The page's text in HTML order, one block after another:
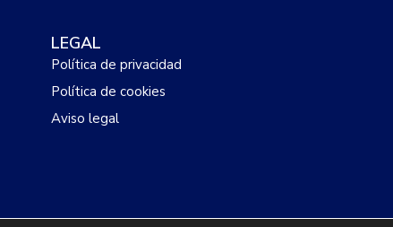
LEGAL
Política de privacidad
Política de cookies
Aviso legal